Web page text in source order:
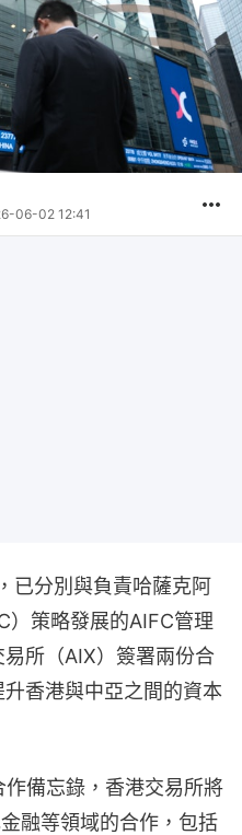
06-02 12:41
已分別與負責哈薩克阿
）策略發展的AIFC管理
所（AIX）簽署兩份合
香港與中亞之間的資本
備忘錄，香港交易所將
融等領域的合作，包括